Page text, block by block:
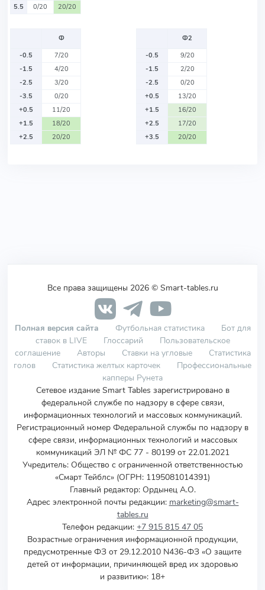
5.5
0/20 20/20
Ф
-0.5
7/20
-1.5
4/20
-2.5
3/20
-3.5
0/20
+0.5
11/20
+1.5
18/20
+2.5
20/20
Ф2
-0.5
9/20
-1.5
2/20
-2.5
0/20
+0.5
13/20
+1.5
16/20
+2.5
17/20
+3.5
20/20
Все права защищены 2026 © Smart-tables.ru
Полная версия сайта Футбольная статистика
Бот для
ставок в LIVE
Глоссарий
Пользовательское
соглашение
Авторы Ставки на угловые
Статистика
голов
Статистика желтых карточек
Профессиональные
капперы Рунета
Сетевое издание Smart Tables зарегистрировано в
федеральной службе по надзору в сфере связи,
информационных технологий и массовых коммуникаций.
Регистрационный номер Федеральной службы по надзору в
сфере связи, информационных технологий и массовых
коммуникаций ЭЛ № ФС 77 - 80199 от 22.01.2021
Учредитель: Общество с ограниченной ответственностью
«Смарт Тейблс» (ОГРН: 1195081014391)
Главный редактор: Ордынец А.О.
Адрес электронной почты редакции: marketing@smart-
tables.ru
Телефон редакции: +7 915 815 47 05
Возрастные ограничения информационной продукции,
предусмотренные ФЗ от 29.12.2010 N436-ФЗ «О защите
детей от информации, причиняющей вред их здоровью
и развитию»: 18+